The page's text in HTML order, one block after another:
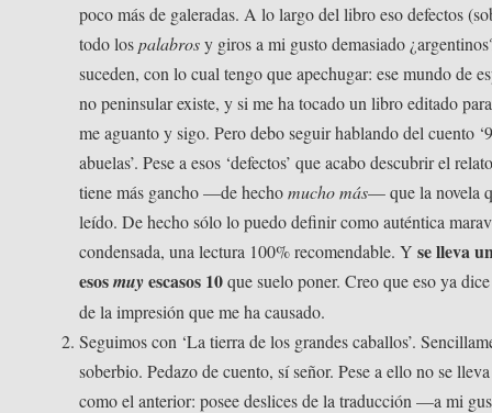
poco más de galeradas. A lo largo del libro eso defectos
todo lospalabrosy giros a mi gusto demasiado
suceden, con lo cual tengo que apechugar: ese mundo de
no peninsular existe, y si me ha tocado un libro editado
me aguanto y sigo. Pero debo seguir hablando del cuento
abuelas’. Pese a esos ‘defectos’ que acabo descubrir el
tiene más gancho —de hechomucho más— que la novela
leído. De hecho sólo lo puedo definir como auténtica
condensada, una lectura 100% recomendable. Yse lleva
esosmuyescasos 10que suelo poner. Creo que eso ya
de la impresión que me ha causado.
Seguimos con ‘La tierra de los grandes caballos’.
soberbio. Pedazo de cuento, sí señor. Pese a ello no se
como el anterior: posee deslices de la traducción —a mi